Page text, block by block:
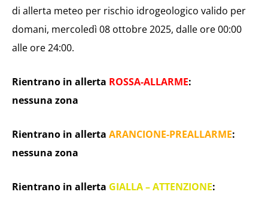
di allerta meteo per rischio idrogeologico valido per
domani, mercoledì 08 ottobre 2025, dalle ore 00:00
alle ore 24:00.
Rientrano in allerta ROSSA-ALLARME:
nessuna zona
Rientrano in allerta ARANCIONE-PREALLARME:
nessuna zona
Rientrano in allerta GIALLA – ATTENZIONE: